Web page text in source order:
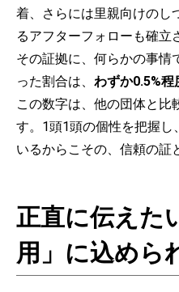
着、さらには里親向けのし
るアフターフォローも確立
その証拠に、何らかの事情
った割合は、 わずか0.5%程
この数字は、他の団体と比
す。1頭1頭の個性を把握し
いるからこその、信頼の証
正直に伝えた
用」に込めら